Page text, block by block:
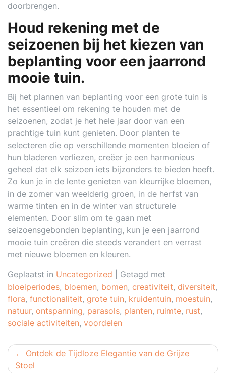
doorbrengen.
Houd rekening met de
seizoenen bij het kiezen van
beplanting voor een jaarrond
mooie tuin.
Bij het plannen van beplanting voor een grote tuin is
het essentieel om rekening te houden met de
seizoenen, zodat je het hele jaar door van een
prachtige tuin kunt genieten. Door planten te
selecteren die op verschillende momenten bloeien of
hun bladeren verliezen, creëer je een harmonieus
geheel dat elk seizoen iets bijzonders te bieden heeft.
Zo kun je in de lente genieten van kleurrijke bloemen,
in de zomer van weelderig groen, in de herfst van
warme tinten en in de winter van structurele
elementen. Door slim om te gaan met
seizoensgebonden beplanting, kun je een jaarrond
mooie tuin creëren die steeds verandert en verrast
met nieuwe bloemen en kleuren.
Geplaatst in Uncategorized
Getagd met
bloeiperiodes, bloemen, bomen, creativiteit, diversiteit,
flora, functionaliteit, grote tuin, kruidentuin, moestuin,
natuur, ontspanning, parasols, planten, ruimte, rust,
sociale activiteiten, voordelen
Berichtnavigatie
Ontdek de Tijdloze Elegantie van de Grijze
Stoel